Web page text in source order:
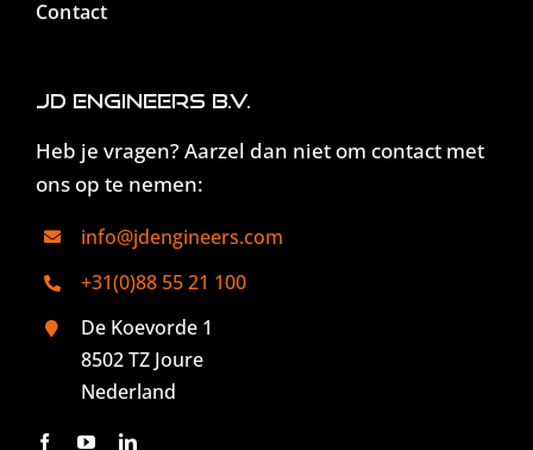
Contact
JD Engineers B.V.
Heb je vragen? Aarzel dan niet om contact met
ons op te nemen:
info@jdengineers.com
+31(0)88 55 21 100
De Koevorde 1
8502 TZ Joure
Nederland